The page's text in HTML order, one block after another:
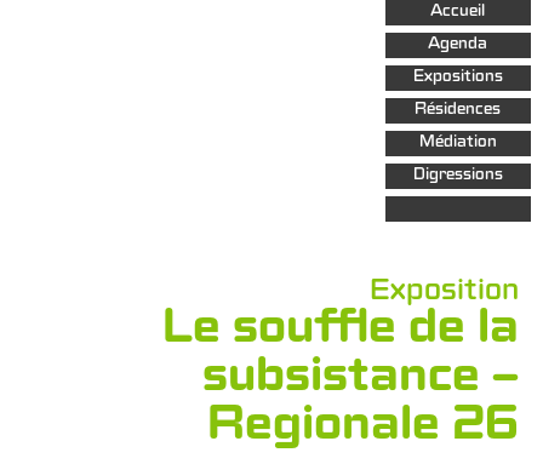
Aller au
contenu
principal
Accueil
Agenda
Expositions
Résidences
Médiation
Digressions
Exposition
Le souffle de la
subsistance –
Regionale 26